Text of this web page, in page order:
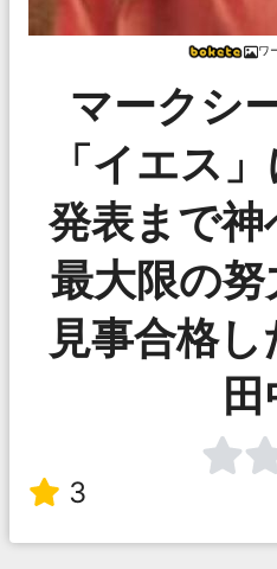
ワ
マークシ
「イエス
発表まで
最大限の努
見事合格
3